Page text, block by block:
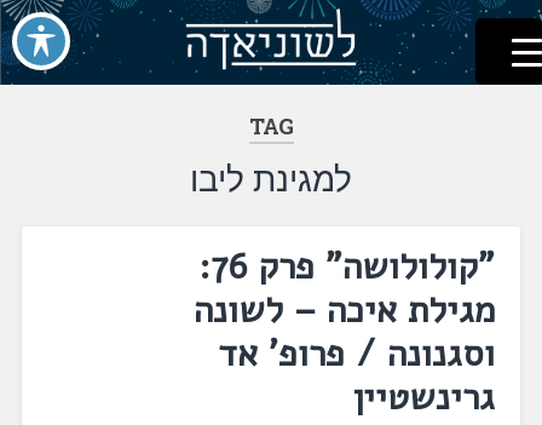
דלג
לתוכן
לשוניאדה
עברית. לשון. שפה
TAG
למגינת ליבו
"קולולושה" פרק 76:
מגילת איכה – לשונה
וסגנונה / פרופ' אד
גרינשטיין